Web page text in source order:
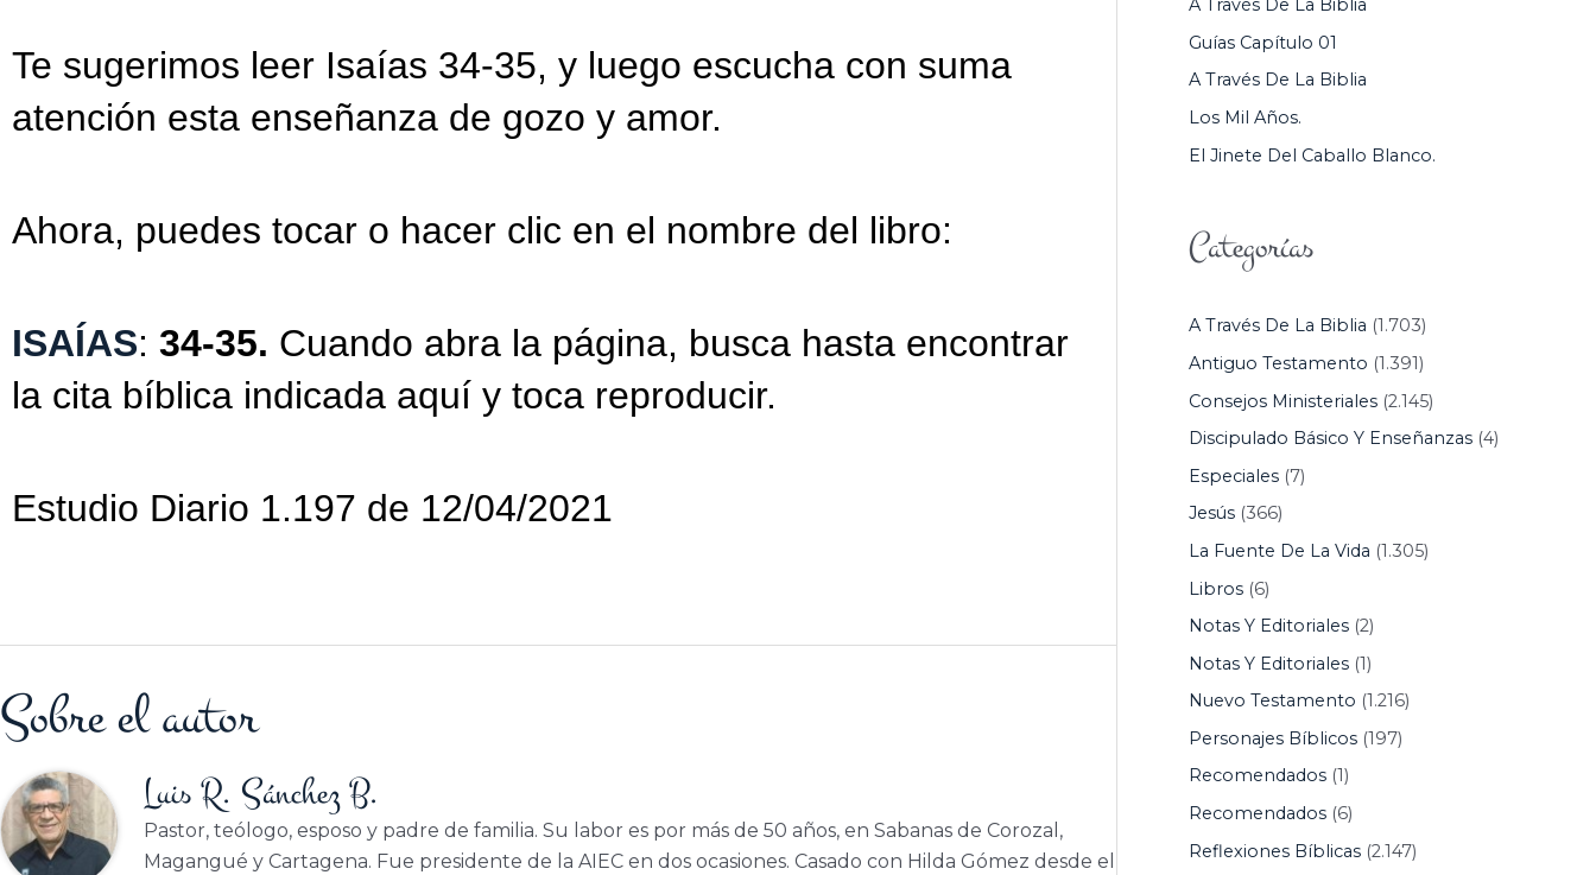
Te sugerimos leer Isaías 34-35, y luego escucha con suma
atención esta enseñanza de gozo y amor.
Ahora, puedes tocar o hacer clic en el nombre del libro:
ISAÍAS: 34-35. Cuando abra la página, busca hasta encontrar
la cita bíblica indicada aquí y toca reproducir.
Estudio Diario 1.197 de 12/04/2021
Sobre el autor
Luis R. Sánchez B.
Pastor, teólogo, esposo y padre de familia. Su labor es por más de 50 años, en Sabanas de Corozal,
Magangué y Cartagena. Fue presidente de la AIEC en dos ocasiones. Casado con Hilda Gómez desde el
R
:
A Través De La Biblia
Guías Capítulo 01
A Través De La Biblia
Los Mil Años.
El Jinete Del Caballo Blanco.
Categorías
A Través De La Biblia (1.703)
Antiguo Testamento (1.391)
Consejos Ministeriales(2.145)
Discipulado Básico Y Enseñanzas(4)
Especiales(7)
Jesús(366)
La Fuente De La Vida (1.305)
Libros(6)
Notas Y Editoriales(2)
Notas Y Editoriales(1)
Nuevo Testamento (1.216)
Personajes Bíblicos(197)
Recomendados(1)
Recomendados(6)
Reflexiones Bíblicas(2.147)